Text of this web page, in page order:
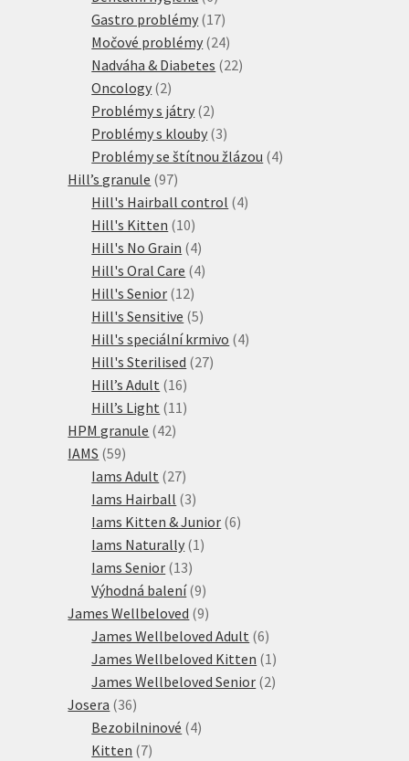
produktů
Gastro problémy 1717
produktů
Močové problémy 2424
produktů
Nadváha & Diabetes 2222
Oncology 22
produkty
Problémy s játry 22
produkty
Problémy s klouby 33
produkty
Problémy se štítnou žlázou 44
Hill’s granule 9797
produktů
Hill's Hairball control 44
Hill's Kitten 1010
produktů
Hill's No Grain 44
produkty
Hill's Oral Care 44
Hill's Senior 1212
produktů
Hill's Sensitive 55
produktů
Hill's speciální krmivo 44
Hill's Sterilised 2727
Hill’s Adult 1616
produktů
Hill’s Light 11 11
HPM granule 4242
IAMS 5959
produktů
Iams Adult 2727
produktů
Iams Hairball 33
produkty
Iams Kitten & Junior 66
Iams Naturally 1 1
Iams Senior 1313
produktů
Výhodná balení 99
produktů
James Wellbeloved 99
produktů
James Wellbeloved Adult 66
produktů
James Wellbeloved Kitten 1 1
produkt
James Wellbeloved Senior 22
Josera 3636
produktů
Bezobilninové 44
Kitten 77